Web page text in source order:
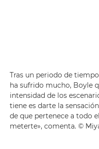
Tras un periodo de
ha sufrido mucho, Boyle
intensidad de los
tiene es darte la
de que pertenece a todo
meterte», comenta. ©